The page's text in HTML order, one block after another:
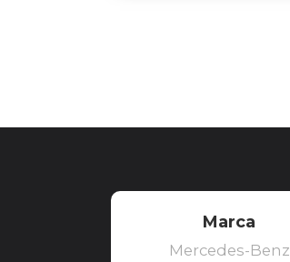
Marca
Mercedes-Benz